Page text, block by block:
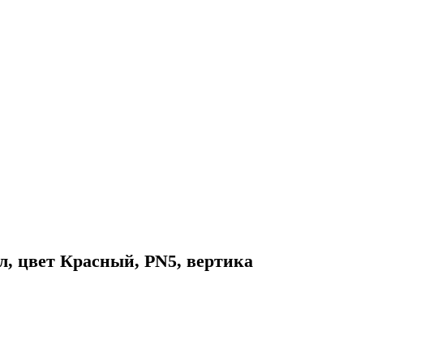
цвет Красный, PN5, вертика